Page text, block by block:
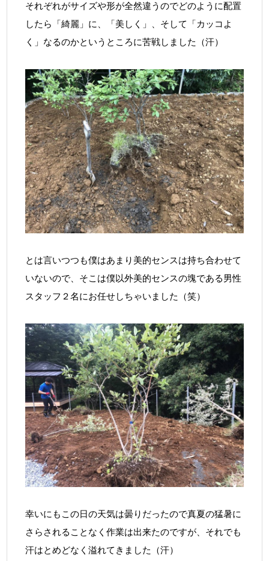
それぞれがサイズや形が全然違うのでどのように配置
したら「綺麗」に、「美しく」、そして「カッコよ
く」なるのかというところに苦戦しました（汗）
とは言いつつも僕はあまり美的センスは持ち合わせて
いないので、そこは僕以外美的センスの塊である男性
スタッフ２名にお任せしちゃいました（笑）
幸いにもこの日の天気は曇りだったので真夏の猛暑に
さらされることなく作業は出来たのですが、それでも
汗はとめどなく溢れてきました（汗）